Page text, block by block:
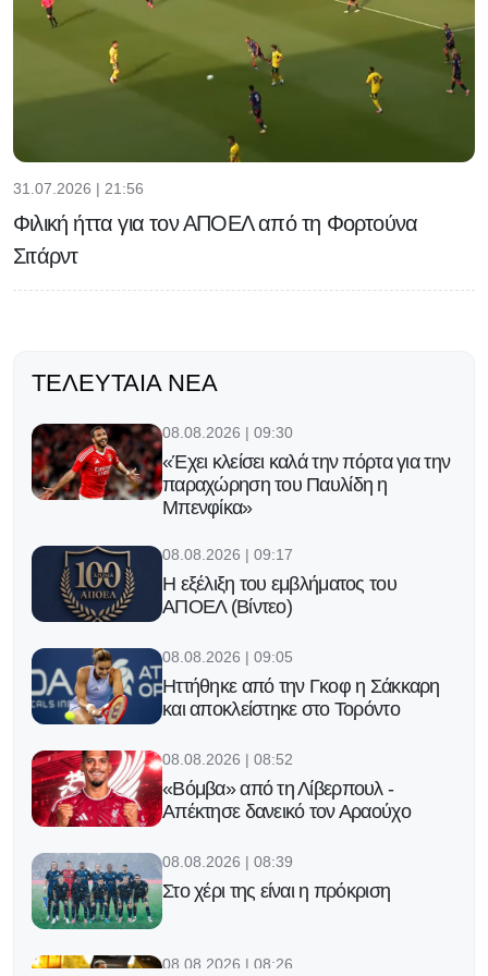
31.07.2026 | 21:56
Φιλική ήττα για τον ΑΠΟΕΛ από τη Φορτούνα
Σιτάρντ
ΤΕΛΕΥΤΑΊΑ ΝΈΑ
08.08.2026 | 09:30
«Έχει κλείσει καλά την πόρτα για την
παραχώρηση του Παυλίδη η
Μπενφίκα»
08.08.2026 | 09:17
Η εξέλιξη του εμβλήματος του
ΑΠΟΕΛ (Βίντεο)
08.08.2026 | 09:05
Ηττήθηκε από την Γκοφ η Σάκκαρη
και αποκλείστηκε στο Τορόντο
08.08.2026 | 08:52
«Βόμβα» από τη Λίβερπουλ -
Απέκτησε δανεικό τον Αραούχο
08.08.2026 | 08:39
Στο χέρι της είναι η πρόκριση
08.08.2026 | 08:26